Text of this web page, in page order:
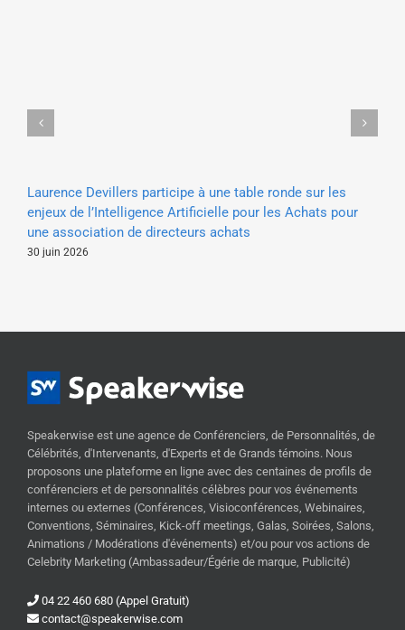
Laurence Devillers participe à une table ronde sur les
enjeux de l’Intelligence Artificielle pour les Achats pour
une association de directeurs achats
30 juin 2026
Speakerwise est une agence de Conférenciers, de Personnalités, de
Célébrités, d'Intervenants, d'Experts et de Grands témoins. Nous
proposons une plateforme en ligne avec des centaines de profils de
conférenciers et de personnalités célèbres pour vos événements
internes ou externes (Conférences, Visioconférences, Webinaires,
Conventions, Séminaires, Kick-off meetings, Galas, Soirées, Salons,
Animations / Modérations d'événements) et/ou pour vos actions de
Celebrity Marketing (Ambassadeur/Égérie de marque, Publicité)
04 22 460 680 (Appel Gratuit)
contact@speakerwise.com